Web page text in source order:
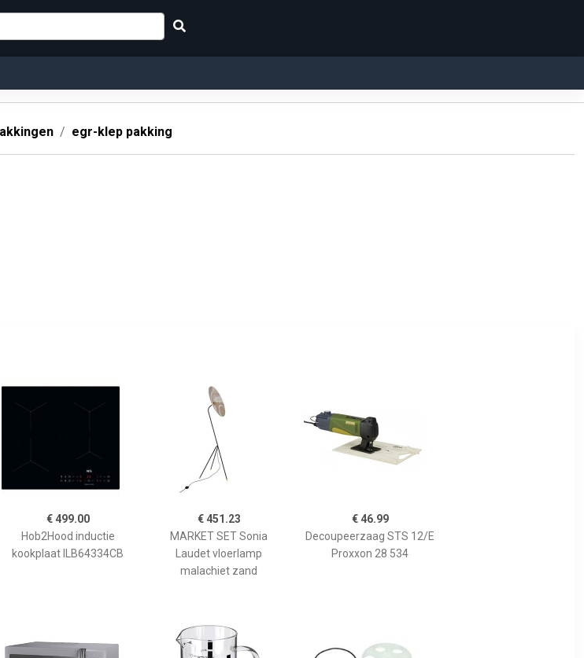
egr-klep pakking
€ 499.00
Hob2Hood inductie
kookplaat ILB64334CB
€ 451.23
MARKET SET Sonia
Laudet vloerlamp
malachiet zand
€ 46.99
Decoupeerzaag STS 12/E
Proxxon 28 534